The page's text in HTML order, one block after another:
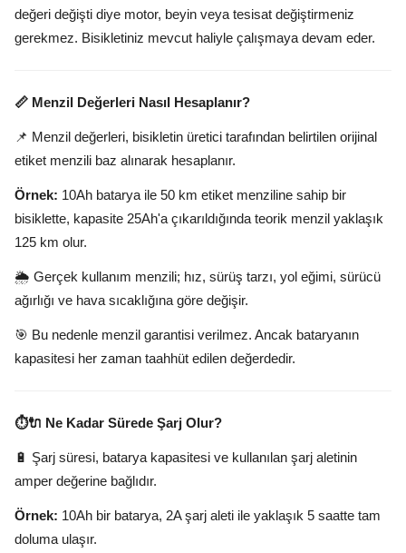
değeri değişti diye motor, beyin veya tesisat değiştirmeniz
gerekmez. Bisikletiniz mevcut haliyle çalışmaya devam eder.
📏 Menzil Değerleri Nasıl Hesaplanır?
📌 Menzil değerleri, bisikletin üretici tarafından belirtilen orijinal
etiket menzili baz alınarak hesaplanır.
Örnek: 10Ah batarya ile 50 km etiket menziline sahip bir
bisiklette, kapasite 25Ah'a çıkarıldığında teorik menzil yaklaşık
125 km olur.
🌦️ Gerçek kullanım menzili; hız, sürüş tarzı, yol eğimi, sürücü
ağırlığı ve hava sıcaklığına göre değişir.
🎯 Bu nedenle menzil garantisi verilmez. Ancak bataryanın
kapasitesi her zaman taahhüt edilen değerdedir.
⏱️🔌 Ne Kadar Sürede Şarj Olur?
🔋 Şarj süresi, batarya kapasitesi ve kullanılan şarj aletinin
amper değerine bağlıdır.
Örnek: 10Ah bir batarya, 2A şarj aleti ile yaklaşık 5 saatte tam
doluma ulaşır.